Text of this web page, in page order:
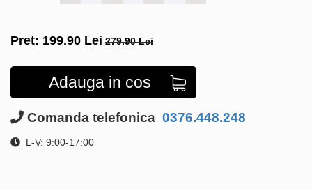
Pret: 199.90 Lei 279.90 Lei
Adauga in cos
Comanda telefonica 0376.448.248
L-V: 9:00-17:00